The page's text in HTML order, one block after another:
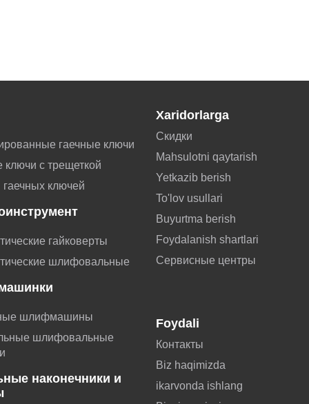
гаечные ключи
ключи с трещеткой
ключей
гайковерты
шлифовальные
шлифмашины
шлифовальные
наконечники и
Xaridorlarga
Скидки
Mahsulotni qaytarish
Yetkazib berish
To'lov usullari
Buyurtma berish
Foydalanish shartlari
Сервисные центры
Foydali
Контакты
Biz haqimizda
ikarvonda ishlang